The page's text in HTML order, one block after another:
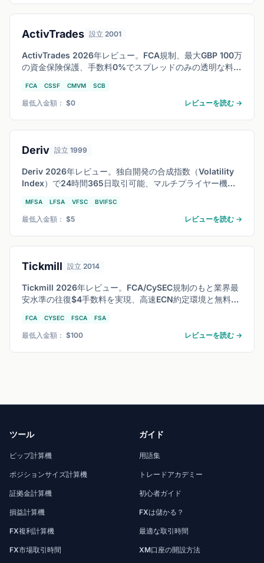
ActivTrades 設立 2001
ActivTrades 2026年レビュー。FCA規制、最大GBP 100万
の資金保険保護、手数料0%でスプレッドのみの透明な料金
MT4/MT5対応。負残高保護も標準装備で安全性を検証。
FCA CSSF CMVM SCB
最低入金額： $0 レビューを読む →
Deriv 設立 1999
Deriv 2026年レビュー。独自開発の合成指数（Volatility
Index）で24時間365日取引可能、マルチプライヤー機能
と、従来のFXとは異なる取引体験を徹底検証。
MFSA LFSA VFSC BVIFSC
最低入金額： $5 レビューを読む →
Tickmill 設立 2014
Tickmill 2026年レビュー。FCA/CySEC規制のもと業界最
安水準の往復$4手数料を実現、高速ECN約定環境と無料
較、低コストを重視するアクティブトレーダー向けに徹底
検証。
FCA CYSEC FSCA FSA
最低入金額： $100 レビューを読む →
ツール
ピップ計算機
ポジションサイズ計算機
証拠金計算機
損益計算機
FX複利計算機
FX市場取引時間
ガイド
用語集
トレードアカデミー
初心者ガイド
FXは儲かる？
最適な取引時間
XM口座の開設方法